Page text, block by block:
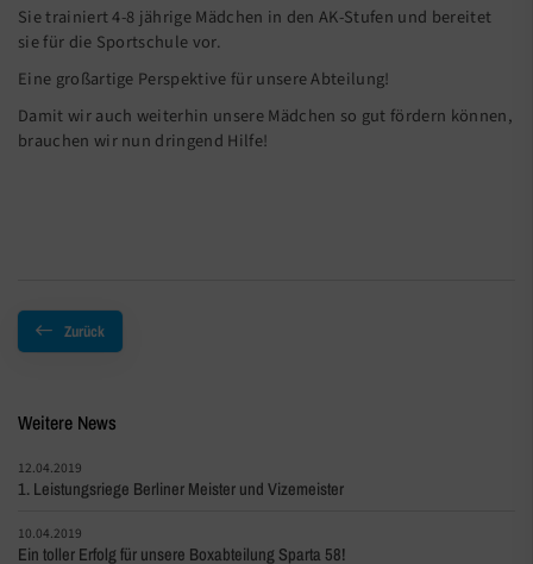
Sie trainiert 4-8 jährige Mädchen in den AK-Stufen und bereitet
sie für die Sportschule vor.
Eine großartige Perspektive für unsere Abteilung!
Damit wir auch weiterhin unsere Mädchen so gut fördern können,
brauchen wir nun dringend Hilfe!
Zurück
Weitere News
12.04.2019
1. Leistungsriege Berliner Meister und Vizemeister
10.04.2019
Ein toller Erfolg für unsere Boxabteilung Sparta 58!